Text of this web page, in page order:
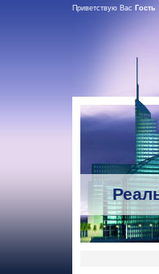
Приветствую Вас Гость